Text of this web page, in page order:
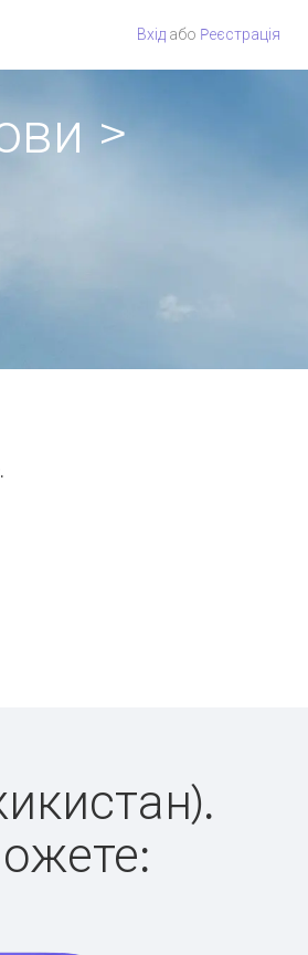
Вхід або Pеєстрація
>